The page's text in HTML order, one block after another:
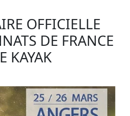
OFFICIELLE
DE FRANCE
KAYAK